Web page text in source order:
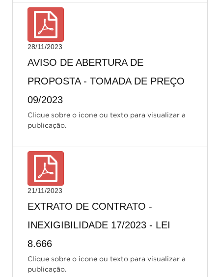
28/11/2023
AVISO DE ABERTURA DE
PROPOSTA - TOMADA DE PREÇO
09/2023
Clique sobre o icone ou texto para visualizar a
publicação.
21/11/2023
EXTRATO DE CONTRATO -
INEXIGIBILIDADE 17/2023 - LEI
8.666
Clique sobre o icone ou texto para visualizar a
publicação.